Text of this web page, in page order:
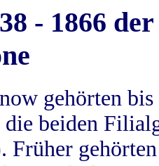
- 1866
gehörten
beiden
Früher